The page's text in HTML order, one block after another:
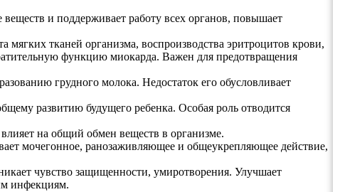
веществ и поддерживает работу всех органов, повышает
мягких тканей организма, воспроизводства эритроцитов крови,
функцию миокарда. Важен для предотвращения
грудного молока. Недостаток его обусловливает
развитию будущего ребенка. Особая роль отводится
на общий обмен веществ в организме.
мочегонное, ранозаживляющее и общеукрепляющее действие,
чувство защищенности, умиротворения. Улучшает
инфекциям.